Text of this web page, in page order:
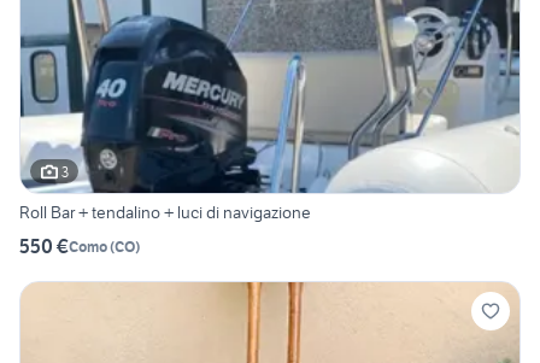
3
Roll Bar + tendalino + luci di navigazione
550 €Como(CO)